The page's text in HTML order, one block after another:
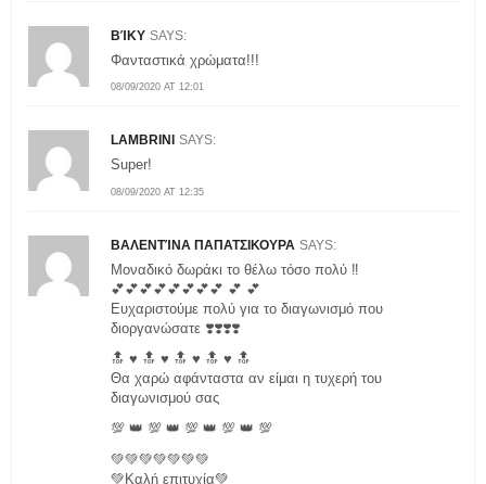
ΒΊΚΥ SAYS:
08/09/2020 AT 12:01
Φανταστικά χρώματα!!!
LAMBRINI SAYS:
08/09/2020 AT 12:35
Super!
ΒΑΛΕΝΤΊΝΑ ΠΑΠΑΤΣΙΚΟΥΡΑ SAYS:
Μοναδικό δωράκι το θέλω τόσο πολύ ‼️
💕💕💕💕💕💕💕💕 💕 💕
Ευχαριστούμε πολύ για το διαγωνισμό που
διοργανώσατε ❣️❣️❣️❣️
🔝 ♥️ 🔝 ♥️ 🔝 ♥️ 🔝 ♥️ 🔝
Θα χαρώ αφάνταστα αν είμαι η τυχερή του
διαγωνισμού σας
💯 👑 💯 👑 💯 👑 💯 👑 💯
💚💚💚💚💚💚💚
💚Καλή επιτυχία💚